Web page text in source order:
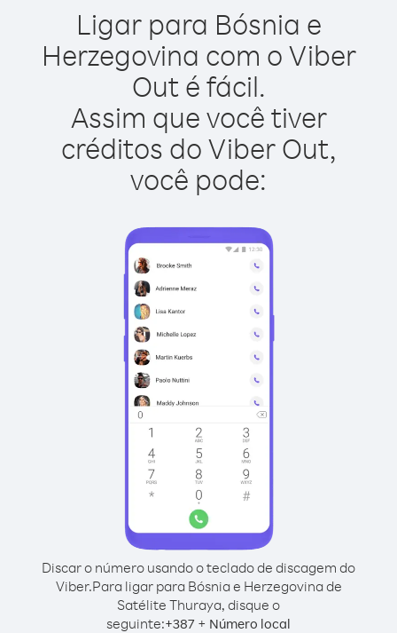
Ligar para Bósnia e
Herzegovina com o Viber
Out é fácil.
Assim que você tiver
créditos do Viber Out,
você pode:
Discar o número usando o teclado de discagem do
Viber.Para ligar para Bósnia e Herzegovina de
Satélite Thuraya, disque o
seguinte:+387 + Número local